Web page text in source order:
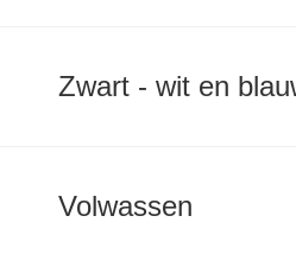
Zwart - wit en
Volwassen